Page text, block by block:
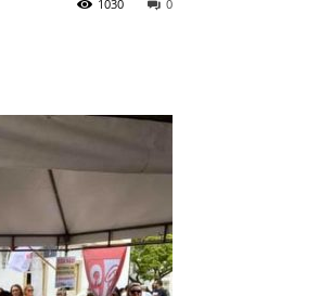
0
1030